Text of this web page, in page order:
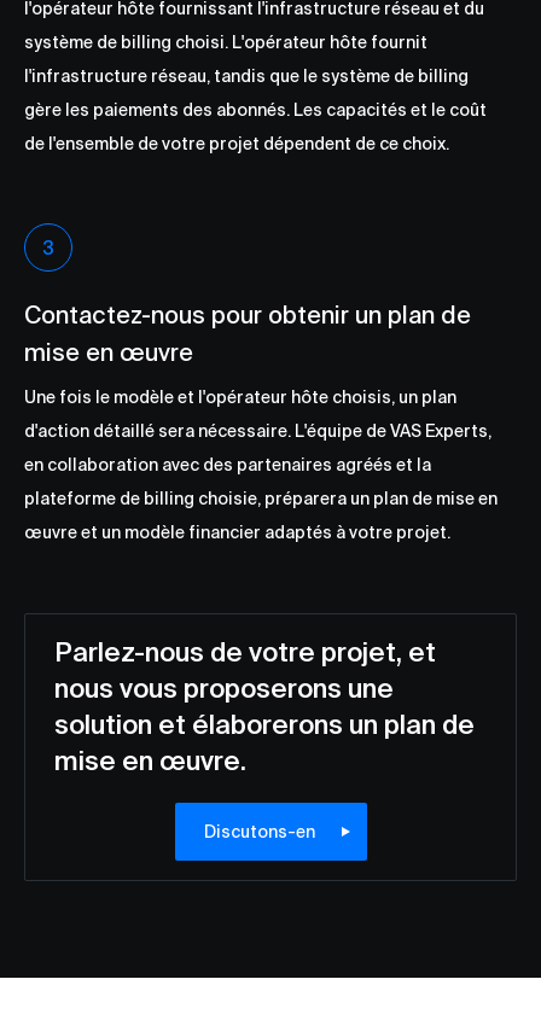
l'opérateur hôte fournissant l'infrastructure réseau et du
système de billing choisi. L'opérateur hôte fournit
l'infrastructure réseau, tandis que le système de billing
gère les paiements des abonnés. Les capacités et le coût
de l'ensemble de votre projet dépendent de ce choix.
Contactez-nous pour obtenir un plan de
mise en œuvre
Une fois le modèle et l'opérateur hôte choisis, un plan
d'action détaillé sera nécessaire. L'équipe de VAS Experts,
en collaboration avec des partenaires agréés et la
plateforme de billing choisie, préparera un plan de mise en
œuvre et un modèle financier adaptés à votre projet.
Parlez-nous de votre projet, et
nous vous proposerons une
solution et élaborerons un plan de
mise en œuvre.
Discutons-en